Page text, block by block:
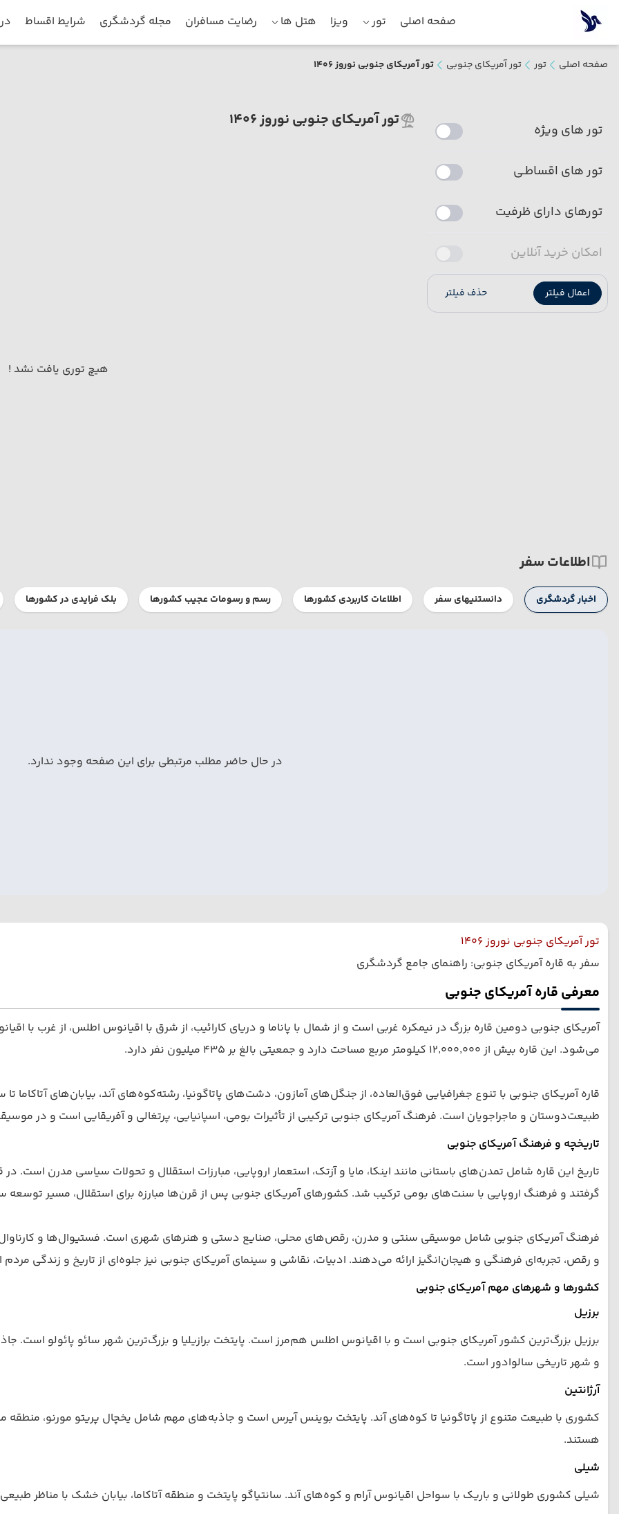
صفحه اصلی تور ویزا هتل ها رضایت مسافران مجله گردشگری شرایط اقساط
صفحه اصلی تور تور آمریکای جنوبی تور آمریکای جنوبی نوروز 1406
تور های ویژه
تور های اقساطـی
تورهای دارای ظرفیت
امکان خرید آنلاین
اعمال فیلتر حذف فیلتر
تور آمریکای جنوبی نوروز 1406
هیچ توری یافت نشد !
اطلاعات سفر
اخبار گردشگری دانستنیهای سفر اطلاعات کاربردی کشورها رسم و رسومات عجیب کشورها بلک فرایدی در کشورها
در حال حاضر مطلب مرتبطی برای این صفحه وجود ندارد.
تور آمریکای جنوبی نوروز 1406
سفر به قاره آمریکای جنوبی: راهنمای جامع گردشگری
معرفی قاره آمریکای جنوبی
آمریکای جنوبی دومین قاره بزرگ در نیمکره غربی است و از شمال با پاناما و دریای کارائیب، از شرق با اقیانوس اطلس، از غرب با
می‌شود. این قاره بیش از ۱۲٬۰۰۰٬۰۰۰ کیلومتر مربع مساحت دارد و جمعیتی بالغ بر ۴۳۵ میلیون نفر دارد.
قاره آمریکای جنوبی با تنوع جغرافیایی فوق‌العاده، از جنگل‌های آمازون، دشت‌های پاتاگونیا، رشته‌کوه‌های آند، بیابان‌های آتاکاما
طبیعت‌دوستان و ماجراجویان است. فرهنگ آمریکای جنوبی ترکیبی از تأثیرات بومی، اسپانیایی، پرتغالی و آفریقایی است و در
تاریخچه و فرهنگ آمریکای جنوبی
گرفتند و فرهنگ اروپایی با سنت‌های بومی ترکیب شد. کشورهای آمریکای جنوبی پس از قرن‌ها مبارزه برای استقلال، مسیر توسعه
فرهنگ آمریکای جنوبی شامل موسیقی سنتی و مدرن، رقص‌های محلی، صنایع دستی و هنرهای شهری است. فستیوال‌ها و
و رقص، تجربه‌ای فرهنگی و هیجان‌انگیز ارائه می‌دهند. ادبیات، نقاشی و سینمای آمریکای جنوبی نیز جلوه‌ای از تاریخ و زندگی
کشورها و شهرهای مهم آمریکای جنوبی
برزیل
برزیل بزرگ‌ترین کشور آمریکای جنوبی است و با اقیانوس اطلس هم‌مرز است. پایتخت برازیلیا و بزرگ‌ترین شهر سائو پائولو است.
و شهر تاریخی سالوادور است.
آرژانتین
کشوری با طبیعت متنوع از پاتاگونیا تا کوه‌های آند. پایتخت بوینس آیرس است و جاذبه‌های مهم شامل یخچال پریتو مورنو، منطقه
هستند.
شیلی
شیلی کشوری طولانی و باریک با سواحل اقیانوس آرام و کوه‌های آند. سانتیاگو پایتخت و منطقه آتاکاما، بیابان خشک با مناظر